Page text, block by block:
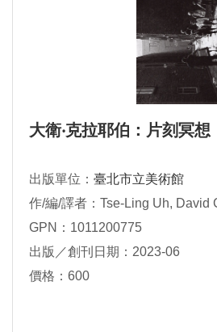
大衛‧克拉耶伯：片刻冥想
出版單位： 臺北市立美術館
作/編/譯者：Tse-Ling Uh, David
GPN：1011200775
出版／創刊日期：2023-06
價格：600